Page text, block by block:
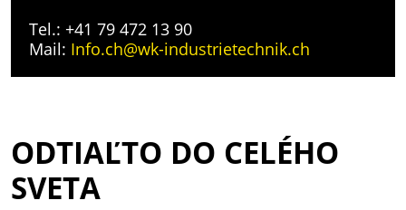
ODTIAĽTO DO CELÉHO
SVETA
Tel.: +41 79 472 13 90
Mail: Info.ch@wk-industrietechnik.ch